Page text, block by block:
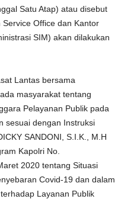
Satu Atap) atau disebut
Office dan Kantor
SIM) akan dilakukan
Lantas bersama
masyarakat tentang
Pelayanan Publik pada
sesuai dengan Instruksi
SANDONI, S.I.K., M.H
Kapolri No.
2020 tentang Situasi
Covid-19 dan dalam
Layanan Publik